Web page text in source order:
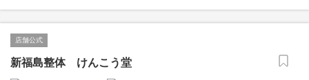
店舗公式
新福島整体 けんこう堂